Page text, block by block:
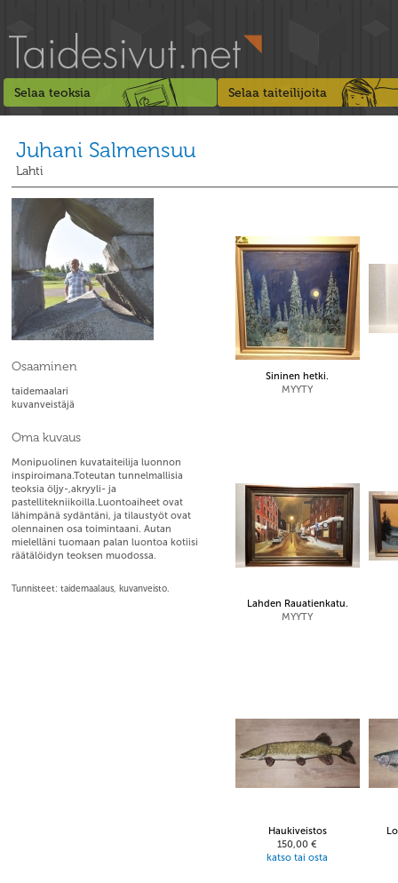
Selaa teoksia Selaa taiteilijoita
Juhani Salmensuu
Lahti
Osaaminen
taidemaalari
kuvanveistäjä
Oma kuvaus
Monipuolinen kuvataiteilija luonnon
inspiroimana.Toteutan tunnelmallisia
teoksia öljy-,akryyli- ja
pastellitekniikoilla.Luontoaiheet ovat
lähimpänä sydäntäni, ja tilaustyöt ovat
olennainen osa toimintaani. Autan
mielelläni tuomaan palan luontoa kotiisi
räätälöidyn teoksen muodossa.
Tunnisteet: taidemaalaus, kuvanveisto.
Sininen hetki.
MYYTY
Lahden Rauatienkatu.
MYYTY
Haukiveistos
150,00 €
katso tai osta